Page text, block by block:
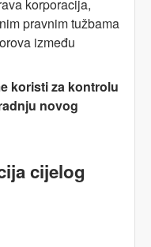
korporacija,
pravnim tužbama
između
koristi za kontrolu
novog
cijelog